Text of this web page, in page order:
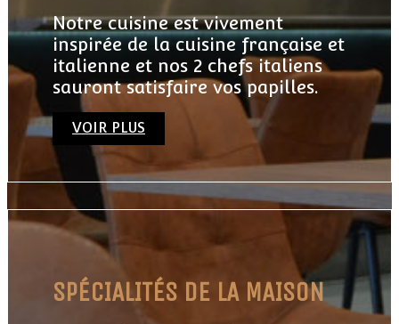
Notre cuisine est vivement
inspirée de la cuisine française et
italienne et nos 2 chefs italiens
sauront satisfaire vos papilles.
VOIR PLUS
SPÉCIALITÉS DE LA MAISON